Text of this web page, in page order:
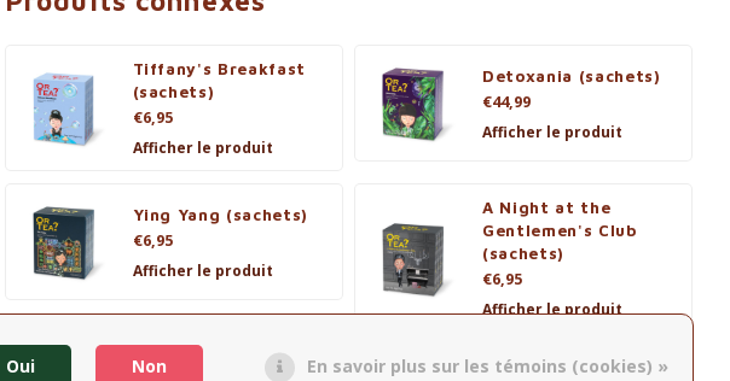
Tiffany's Breakfast
(sachets)
€6,95
Afficher le produit
Detoxania (sachets)
€44,99
Afficher le produit
Ying Yang (sachets)
€6,95
Afficher le produit
A Night at the
Gentlemen's Club
(sachets)
€6,95
Afficher le produit
Monkey Pinch
Oui Non En savoir plus sur les témoins (cookies) »